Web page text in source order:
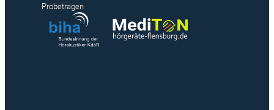
Probetragen